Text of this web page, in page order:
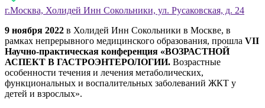
г.Москва, Холидей Инн Сокольники, ул. Русаковская, д. 24
9 ноября 2022 в Холидей Инн Сокольники в Москве, в
рамках непрерывного медицинского образования, прошла VII
Научно-практическая конференция «ВОЗРАСТНОЙ
АСПЕКТ В ГАСТРОЭНТЕРОЛОГИИ. Возрастные
особенности течения и лечения метаболических,
функциональных и воспалительных заболеваний ЖКТ у
детей и взрослых».